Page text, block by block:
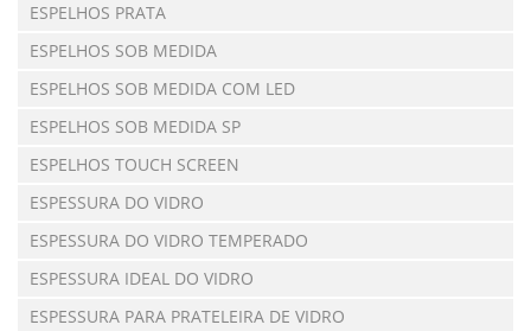
ESPELHOS PRATA
ESPELHOS SOB MEDIDA
ESPELHOS SOB MEDIDA COM LED
ESPELHOS SOB MEDIDA SP
ESPELHOS TOUCH SCREEN
ESPESSURA DO VIDRO
ESPESSURA DO VIDRO TEMPERADO
ESPESSURA IDEAL DO VIDRO
ESPESSURA PARA PRATELEIRA DE VIDRO